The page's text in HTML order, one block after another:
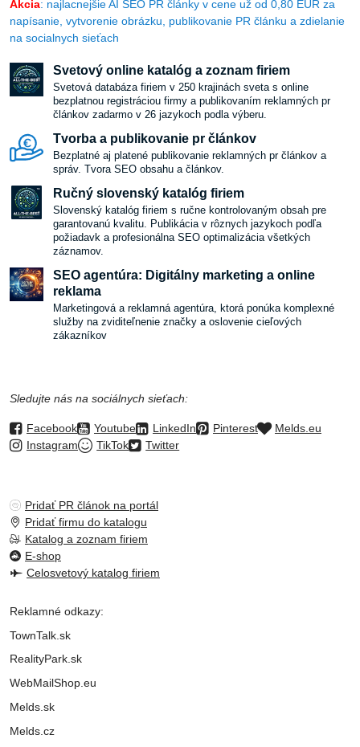
Akcia: najlacnejšie AI SEO PR články v cene už od 0,80 EUR za
napísanie, vytvorenie obrázku, publikovanie PR článku a zdielanie
na socialnych sieťach
Svetový online katalóg a zoznam firiem
Svetová databáza firiem v 250 krajinách sveta s online
bezplatnou registráciou firmy a publikovaním reklamných pr
článkov zadarmo v 26 jazykoch podla výberu.
Tvorba a publikovanie pr článkov
Bezplatné aj platené publikovanie reklamných pr článkov a
správ. Tvora SEO obsahu a článkov.
Ručný slovenský katalóg firiem
Slovenský katalóg firiem s ručne kontrolovaným obsah pre
garantovanú kvalitu. Publikácia v rôznych jazykoch podľa
požiadavk a profesionálna SEO optimalizácia všetkých
záznamov.
SEO agentúra: Digitálny marketing a online
reklama
Marketingová a reklamná agentúra, ktorá ponúka komplexné
služby na zviditeľnenie značky a oslovenie cieľových
zákazníkov
Sledujte nás na sociálnych sieťach:
Facebook Youtube LinkedIn Pinterest
Melds.eu
Instagram
TikTok Twitter
Pridať PR článok na portál
Pridať firmu do katalogu
Katalog a zoznam firiem
E-shop
Celosvetový katalog firiem
Reklamné odkazy:
TownTalk.sk
RealityPark.sk
WebMailShop.eu
Melds.sk
Melds.cz